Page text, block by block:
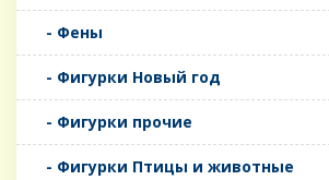
- Фены
- Фигурки Новый год
- Фигурки прочие
- Фигурки Птицы и животные